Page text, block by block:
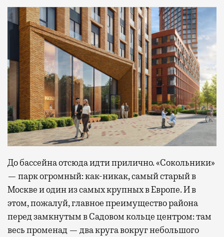
До бассейна отсюда идти прилично. «Сокольники»
— парк огромный: как-никак, самый старый в
Москве и один из самых крупных в Европе. И в
этом, пожалуй, главное преимущество района
перед замкнутым в Садовом кольце центром: там
весь променад — два круга вокруг небольшого